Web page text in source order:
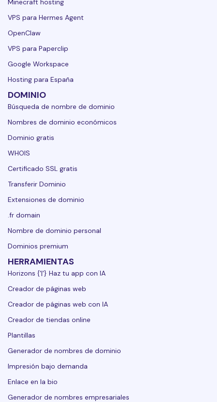
Minecraft hosting
VPS para Hermes Agent
OpenClaw
VPS para Paperclip
Google Workspace
Hosting para España
DOMINIO
Búsqueda de nombre de dominio
Nombres de dominio económicos
Dominio gratis
WHOIS
Certificado SSL gratis
Transferir Dominio
Extensiones de dominio
.fr domain
Nombre de dominio personal
Dominios premium
HERRAMIENTAS
Horizons {'|'} Haz tu app con IA
Creador de páginas web
Creador de páginas web con IA
Creador de tiendas online
Plantillas
Generador de nombres de dominio
Impresión bajo demanda
Enlace en la bio
Generador de nombres empresariales